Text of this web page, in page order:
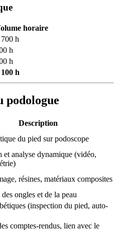
horaire
h
h
h
h
podologue
Description
du pied sur podoscope
et analyse dynamique (vidéo,
résines, matériaux composites
ongles et de la peau
(inspection du pied, auto-
comptes-rendus, lien avec le